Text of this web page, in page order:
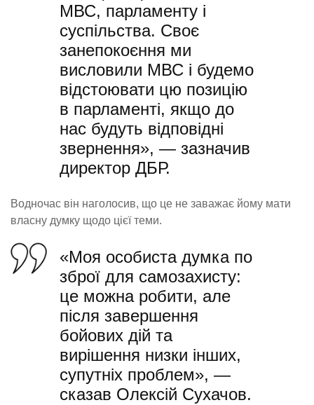
МВС, парламенту і
суспільства. Своє
занепокоєння ми
висловили МВС і будемо
відстоювати цю позицію
в парламенті, якщо до
нас будуть відповідні
звернення», — зазначив
директор ДБР.
Водночас він наголосив, що це не заважає йому мати
власну думку щодо цієї теми.
«Моя особиста думка по
зброї для самозахисту:
це можна робити, але
після завершення
бойових дій та
вирішення низки інших,
супутніх проблем», —
сказав Олексій Сухачов.